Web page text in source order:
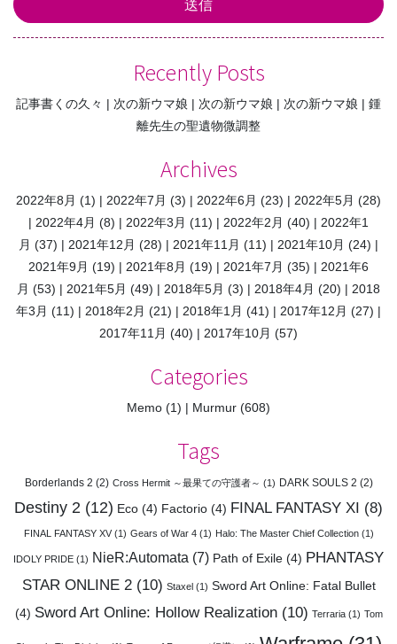
Recently Posts
記事書くの久々 次の新ウマ娘 次の新ウマ娘 次の新ウマ娘
鍾
離先生の聖遺物微調整
Archives
2022年8月 (1) 2022年7月 (3) 2022年6月 (23) 2022年5月 (28)
2022年4月 (8) 2022年3月 (11) 2022年2月 (40)
2022年1
月 (37) 2021年12月 (28) 2021年11月 (11) 2021年10月 (24)
2021年9月 (19) 2021年8月 (19) 2021年7月 (35)
2021年6
月 (53) 2021年5月 (49) 2018年5月 (3) 2018年4月 (20)
2018
年3月 (11) 2018年2月 (21) 2018年1月 (41) 2017年12月 (27)
2017年11月 (40) 2017年10月 (57)
Categories
Memo (1) Murmur (608)
Tags
Borderlands 2 (2) Cross Hermit ～最果ての守護者～ (1) DARK SOULS 2 (2)
Destiny 2 (12) Eco (4) Factorio (4) FINAL FANTASY XI (8)
FINAL FANTASY XV(1) Gears of War 4(1) Halo: The Master Chief Collection(1)
IDOLY PRIDE (1) NieR:Automata (7) Path of Exile (4) PHANTASY
STAR ONLINE 2(10) Staxel(1) Sword Art Online: Fatal Bullet
(4) Sword Art Online: Hollow Realization(10) Terraria(1) Tom